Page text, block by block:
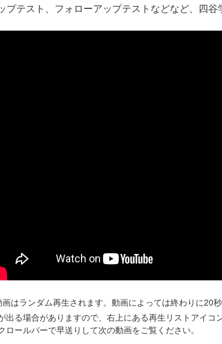
プテスト、フォローアップテストなどなど、四谷
画はランダム再生されます。動画によっては終わりに20
出る場合がありますので、右上にある再生リストアイコ
ロールバーで早送りして次の動画をご覧ください。